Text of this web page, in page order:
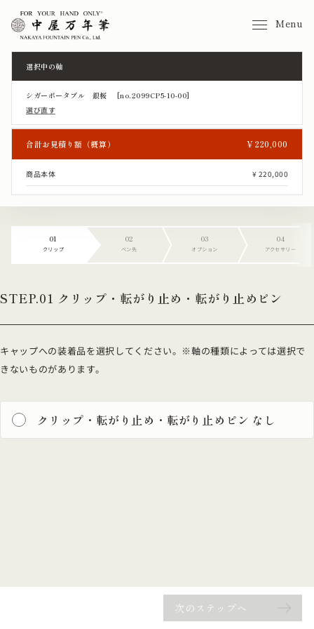
Menu
選択中の軸
シガーポータブル 銀桜 [no.2099CP5-10-00]
選び直す
合計お見積り額（概算） ¥ 220,000
商品本体 ¥ 220,000
01
クリップ
02
ペン先
03
オプション
04
アクセサリー
次のステップへ
STEP.01 クリップ・転がり止め・転がり止めピン
キャップへの装着品を選択してください。※軸の種類によっては選択で
きないものがあります。
クリップ・転がり止め・転がり止めピン なし